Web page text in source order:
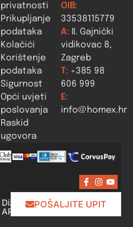
POŠALJITE UPIT
privatnosti
Prikupljanje
podataka
Kolačići
Korištenje
podataka
Sigurnost
Opći uvjeti
poslovanja
Raskid
ugovora
OIB:
33538115779
A: II. Gajnički
vidikovac 8,
Zagreb
T: +385 98
606 999
E:
info@homex.hr
Dizajn i izrada:
APLIKACIJE .HR